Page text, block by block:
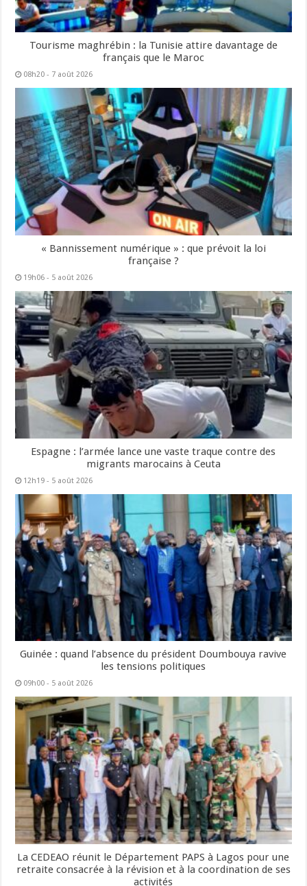
Tourisme maghrébin : la Tunisie attire davantage de
français que le Maroc
08h20 - 7 août 2026
« Bannissement numérique » : que prévoit la loi
française ?
19h06 - 5 août 2026
Espagne : l’armée lance une vaste traque contre des
migrants marocains à Ceuta
12h19 - 5 août 2026
Guinée : quand l’absence du président Doumbouya ravive
les tensions politiques
09h00 - 5 août 2026
La CEDEAO réunit le Département PAPS à Lagos pour une
retraite consacrée à la révision et à la coordination de ses
activités